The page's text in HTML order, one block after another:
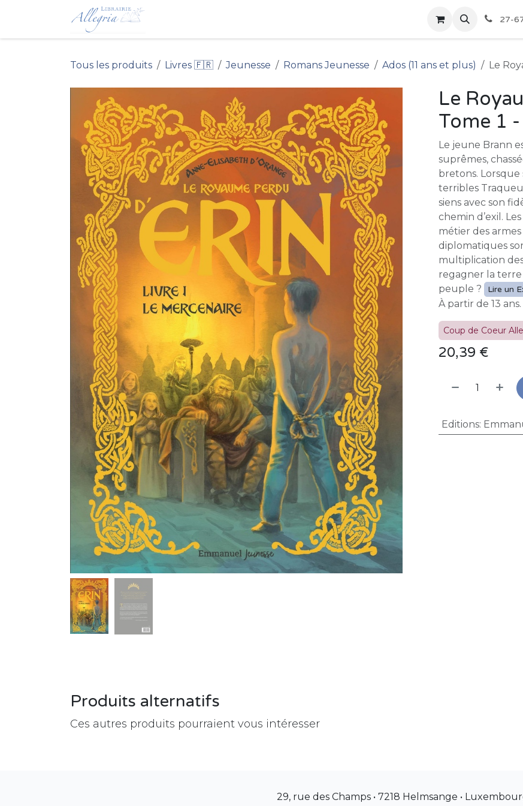
Se rendre au contenu
27-
Tous les produits Livres 🇫🇷 Jeunesse Romans Jeunesse Ados (11 ans et plus) Le
Le
Tome 1
Le jeune Brann
suprêmes,
bretons.
terribles
siens avec son
chemin d’exil.
métier des
diplomatiques
multiplication
regagner la terre
peuple ?
Lire un
À partir de 13 ans.
Coup de Coeur
20,39 €
Editions:
Produits alternatifs
Ces autres produits pourraient vous intéresser
29, rue des Champs • 7218 Helmsange •